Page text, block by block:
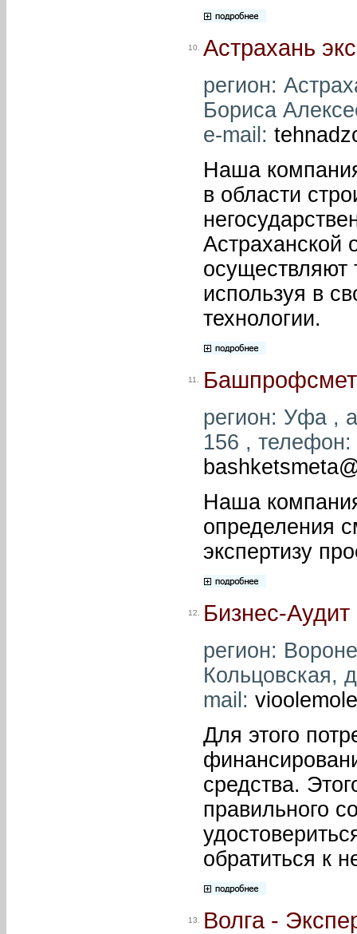
10. Астрахань
регион:
Бориса
e-mail:
Наша
в области
Астраханской
осуществляют
используя в
технологии.
11.
регион: Уфа ,
156 ,
Наша
определения
экспертизу
12. Бизнес-
регион:
Кольцовская,
mail:
Для этого
средства.
правильного
обратиться к
13. Волга -